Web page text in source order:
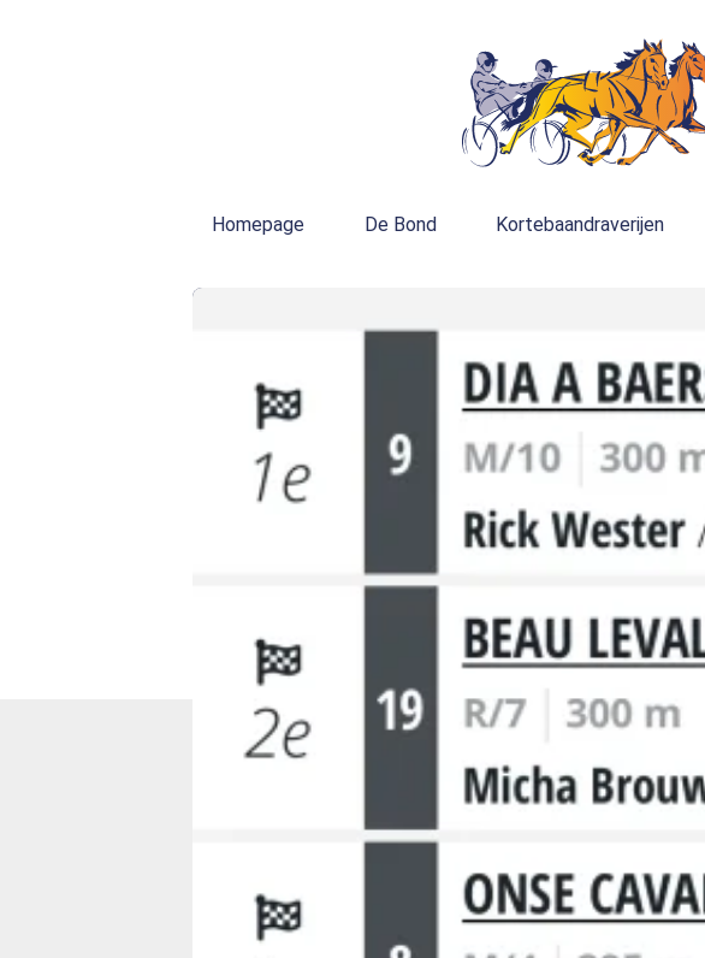
Homepage De Bond Kortebaandraverijen